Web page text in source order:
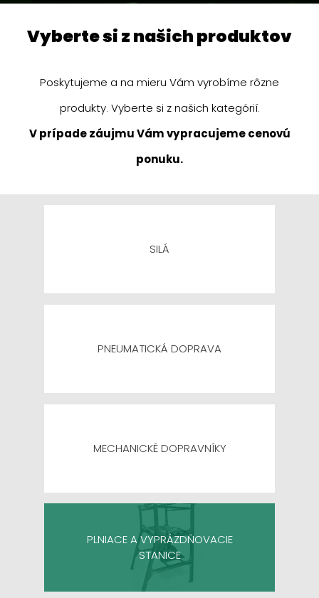
vyberte si z našich produktov
Poskytujeme a na mieru Vám vyrobíme rôzne
produkty. Vyberte si z našich kategórií.
V prípade záujmu Vám vypracujeme cenovú
ponuku.
SILÁ
PNEUMATICKÁ DOPRAVA
MECHANICKÉ DOPRAVNÍKY
PLNIACE A VYPRÁZDŇOVACIE
STANICE